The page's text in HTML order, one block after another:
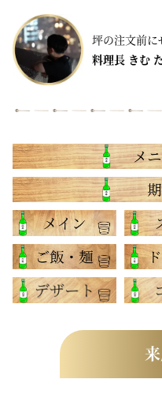
坪の注文前に
料理長 きむ